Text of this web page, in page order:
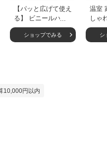
【パッと広げて使え
る】 ビニールハウ
ス 温室ハウス 小型
家庭用 家庭菜園 折
組立て 簡単 送料無
ショップでみる
温室
しゃ
ウス
ハウ
シ
10,000円以内